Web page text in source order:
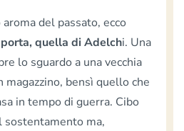
del passato, ecco
quella di Adelchi. Una
lo sguardo a una vecchia
magazzino, bensì quello che
in tempo di guerra. Cibo
sostentamento ma,